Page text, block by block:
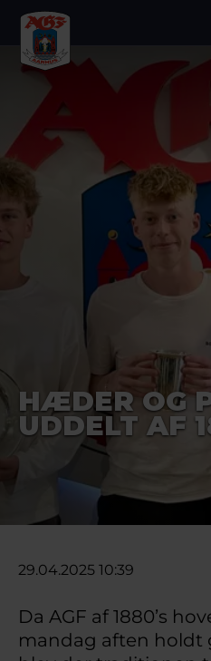
Logo
HÆDER OG
UDDELT AF
29.04.2025 10:39
Da AGF af 1880’s
mandag aften holdt